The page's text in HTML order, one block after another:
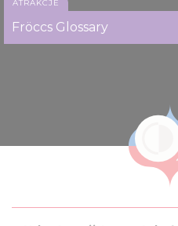
ATRAKCJE
Fröccs Glossary